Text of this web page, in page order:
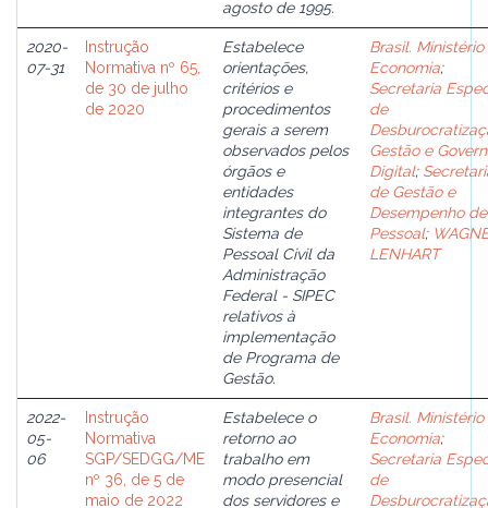
agosto de 1995.
2020-
07-31
Instrução
Normativa nº 65,
de 30 de julho
de 2020
Estabelece
orientações,
critérios e
procedimentos
gerais a serem
observados pelos
órgãos e
entidades
integrantes do
Sistema de
Pessoal Civil da
Administração
Federal - SIPEC
relativos à
implementação
de Programa de
Gestão.
Brasil. Ministério
Economia;
Secretaria
de
Gestão e
Digital;
de Gestão e
Desempenho de
Pessoal;
LENHART
2022-
05-
06
Instrução
Normativa
SGP/SEDGG/ME
nº 36, de 5 de
maio de 2022
Estabelece o
retorno ao
trabalho em
modo presencial
dos servidores e
Brasil. Ministério
Economia;
Secretaria
de